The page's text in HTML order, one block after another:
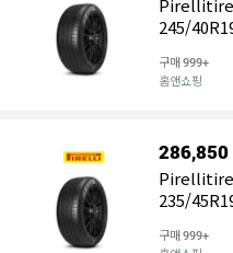
Pirellitire
245/
구매999+
홈앤쇼핑
286,850
Pirellitire
235/
구매999+